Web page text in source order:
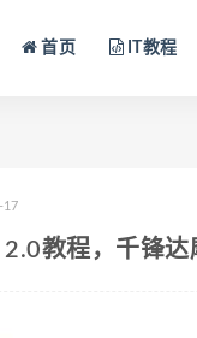
首页 IT教程
17
教程，千锋